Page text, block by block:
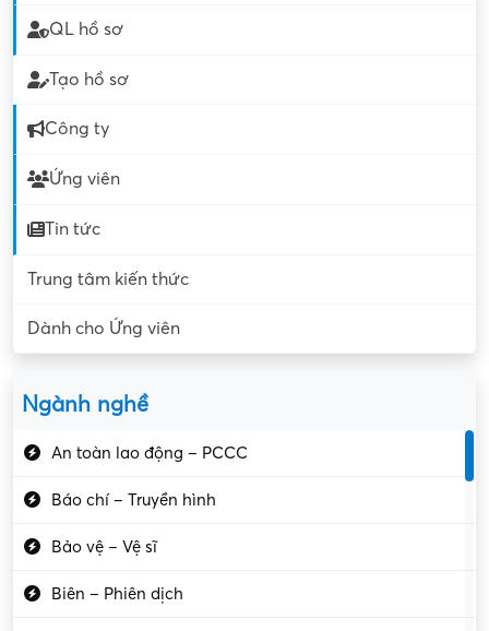
QL hồ sơ
Tạo hồ sơ
Công ty
Ứng viên
Tin tức
Trung tâm kiến thức
Dành cho Ứng viên
Ngành nghề
An toàn lao động – PCCC
Báo chí – Truyền hình
Bảo vệ – Vệ sĩ
Biên – Phiên dịch